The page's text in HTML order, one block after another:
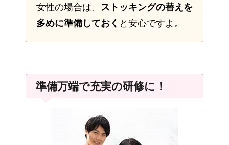
女性の場合は、 ストッキングの替えを
多めに準備しておく と安心ですよ。
準備万端で充実の研修に！